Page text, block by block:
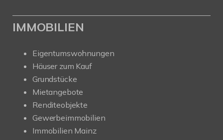
IMMOBILIEN
Eigentumswohnungen
Häuser zum Kauf
Grundstücke
Mietangebote
Renditeobjekte
Gewerbeimmobilien
Immobilien Mainz